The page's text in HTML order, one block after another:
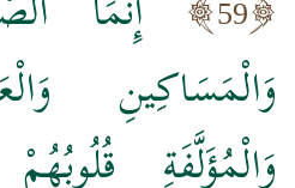
59
إِنَّمَا
وَالْمَسَاكِينِ
وَالْمُؤَلَّفَةِ